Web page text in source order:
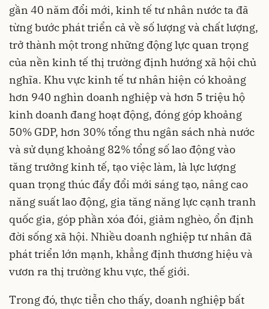
gần 40 năm đổi mới, kinh tế tư nhân nước ta đã
từng bước phát triển cả về số lượng và chất lượng,
trở thành một trong những động lực quan trọng
của nền kinh tế thị trường định hướng xã hội chủ
nghĩa. Khu vực kinh tế tư nhân hiện có khoảng
hơn 940 nghìn doanh nghiệp và hơn 5 triệu hộ
kinh doanh đang hoạt động, đóng góp khoảng
50% GDP, hơn 30% tổng thu ngân sách nhà nước
và sử dụng khoảng 82% tổng số lao động vào
tăng trưởng kinh tế, tạo việc làm, là lực lượng
quan trọng thúc đẩy đổi mới sáng tạo, nâng cao
năng suất lao động, gia tăng năng lực cạnh tranh
quốc gia, góp phần xóa đói, giảm nghèo, ổn định
đời sống xã hội. Nhiều doanh nghiệp tư nhân đã
phát triển lớn mạnh, khẳng định thương hiệu và
vươn ra thị trường khu vực, thế giới.
Trong đó, thực tiễn cho thấy, doanh nghiệp bất